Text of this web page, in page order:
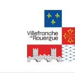
content